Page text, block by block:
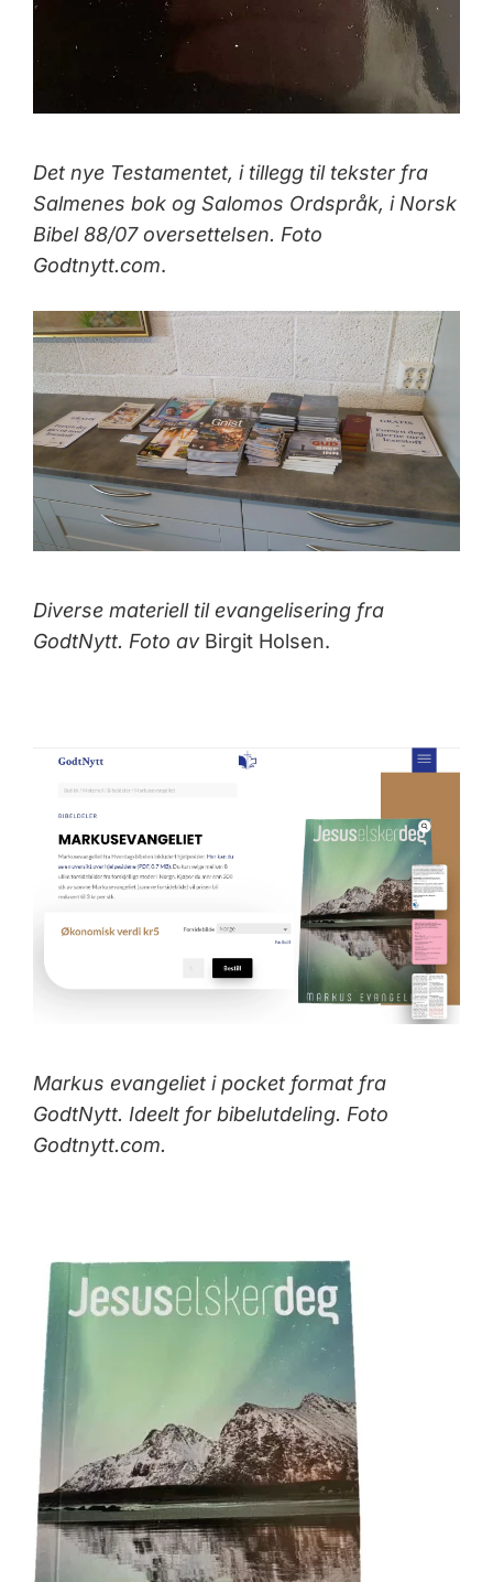
Det nye Testamentet, i tillegg til tekster fra
Salmenes bok og Salomos Ordspråk, i Norsk
Bibel 88/07 oversettelsen. Foto
Godtnytt.com.
Diverse materiell til evangelisering fra
GodtNytt. Foto av Birgit Holsen.
Markus evangeliet i pocket format fra
GodtNytt. Ideelt for bibelutdeling. Foto
Godtnytt.com.